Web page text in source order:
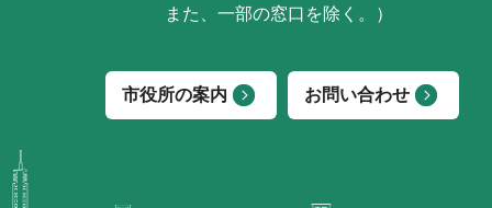
また、一部の窓口を除く。）
市役所の案内 お問い合わせ